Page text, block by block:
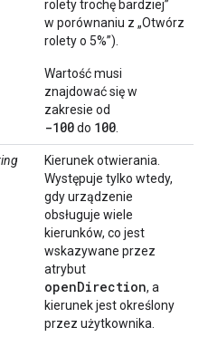
rolety trochę bardziej”
w porównaniu z „Otwórz
rolety o 5%”).
Wartość musi
znajdować się w
zakresie od
-100do 100
Kierunek otwierania.
Występuje tylko wtedy,
gdy urządzenie
obsługuje wiele
kierunków, co jest
wskazywane przez
atrybut
openDirection, a
kierunek jest określony
przez użytkownika.